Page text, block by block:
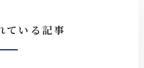
ている記事